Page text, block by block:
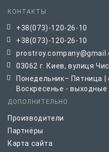
КОНТАКТЫ
+38(073)-120-26-10
+38(073)-120-26-10
03062 г. Киев, вулиця
Понедельник– Пятница |
Воскресенье - выходные
ДОПОЛНИТЕЛЬНО
Производители
Партнёры
Карта сайта